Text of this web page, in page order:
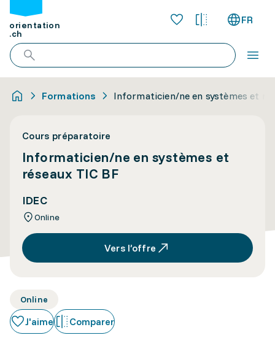
orientation
.ch
FR
Formations Informaticien/ne en systèmes et
Cours préparatoire
Informaticien/ne en systèmes et
réseaux TIC BF
IDEC
Online
Vers l’offre
Online
J'aime Comparer